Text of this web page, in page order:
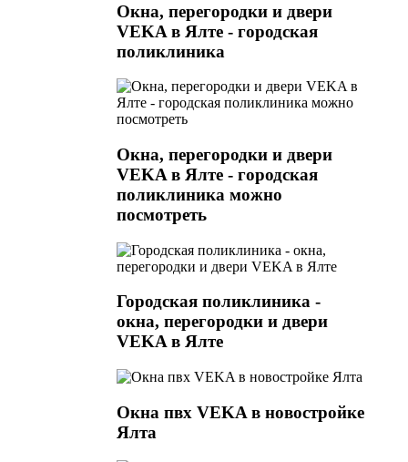
Окна, перегородки и двери
VEKA в Ялте - городская
поликлиника
Окна, перегородки и двери
VEKA в Ялте - городская
поликлиника можно
посмотреть
Городская поликлиника -
окна, перегородки и двери
VEKA в Ялте
Окна пвх VEKA в новостройке
Ялта